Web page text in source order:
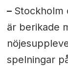
– Stockholm
är berikade
spelningar